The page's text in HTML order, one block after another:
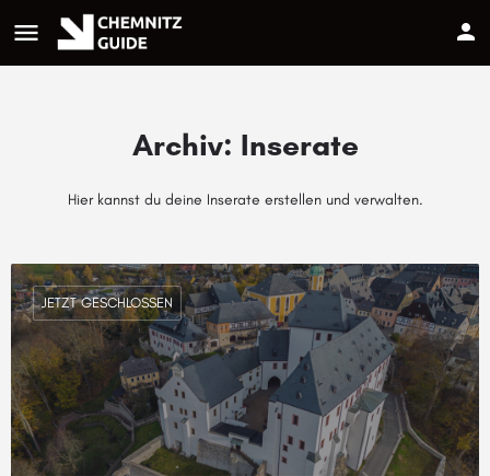
menu
Archiv: Inserate
Hier kannst du deine Inserate erstellen und verwalten.
JETZT GESCHLOSSEN